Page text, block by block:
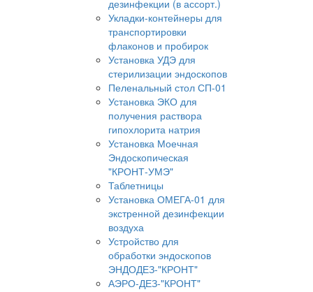
дезинфекции (в ассорт.)
Укладки-контейнеры для
транспортировки
флаконов и пробирок
Установка УДЭ для
стерилизации эндоскопов
Пеленальный стол СП-01
Установка ЭКО для
получения раствора
гипохлорита натрия
Установка Моечная
Эндоскопическая
"КРОНТ-УМЭ"
Таблетницы
Установка ОМЕГА-01 для
экстренной дезинфекции
воздуха
Устройство для
обработки эндоскопов
ЭНДОДЕЗ-"КРОНТ"
АЭРО-ДЕЗ-"КРОНТ"